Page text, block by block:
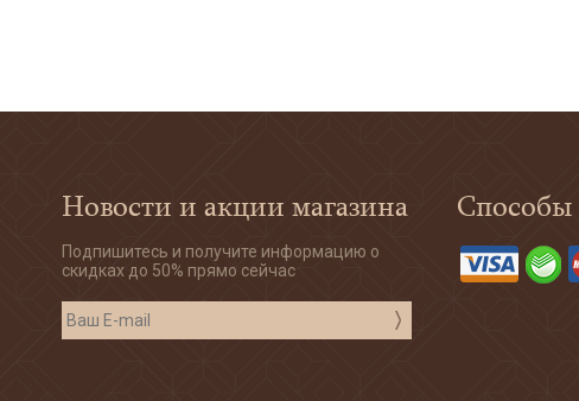
Новости и акции магазина
Подпишитесь и получите информацию о
скидках до 50% прямо сейчас